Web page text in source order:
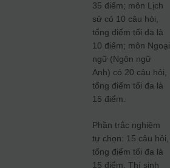
35 điểm; môn Lịch
sử có 10 câu hỏi,
tổng điểm tối đa là
10 điểm; môn Ngoại
ngữ (Ngôn ngữ
Anh) có 20 câu hỏi,
tổng điểm tối đa là
15 điểm.
Phần trắc nghiệm
tự chọn: 15 câu hỏi,
tổng điểm tối đa là
15 điểm. Thí sinh